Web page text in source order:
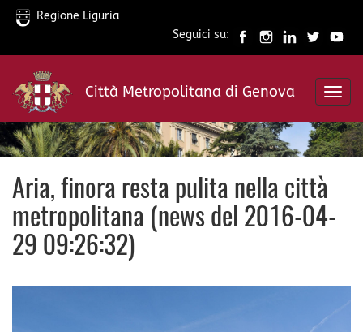
Salta
contenuto
principale
Regione Liguria
Seguici su:
Città Metropolitana di Genova
Aria, finora resta pulita nella città
metropolitana (news del 2016-04-
29 09:26:32)